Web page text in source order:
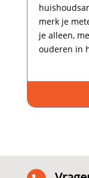
merk je
je alleen,
ouderen in